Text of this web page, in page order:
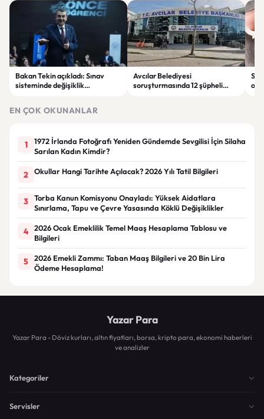
Bakan Tekin açıkladı: Sınav
sisteminde değişiklik
Avcılar Belediyesi
soruşturmasında 12 şüpheli
EN ÇOK OKUNANLAR
1
1972 İrlanda Fotoğrafı Yeniden Gündemde Sevgilisi İçin Silaha
Sarılan Kadın Kimdir?
2 Okullar Hangi Tarihte Açılacak? 2026 Yılı Tatil Bilgileri
3
Torba Kanun Komisyonu Onayladı: Yüksek Aidatlara
Sınırlama, Tapu ve Çevre Yasasında Köklü Değişiklikler
4
2026 Ocak Emeklilik Temel Maaş Hesaplama Tablosu ve
Bilgileri
5
2026 Emekli Zammı: Taban Maaş Bilgileri ve 20 Bin Lira
Ödeme Hesaplama!
Yazar Para
Yazar Para - Döviz kurları, altın fiyatları, borsa, kripto para, ekonomi haberleri
ve analizler
Kategoriler
Servisler